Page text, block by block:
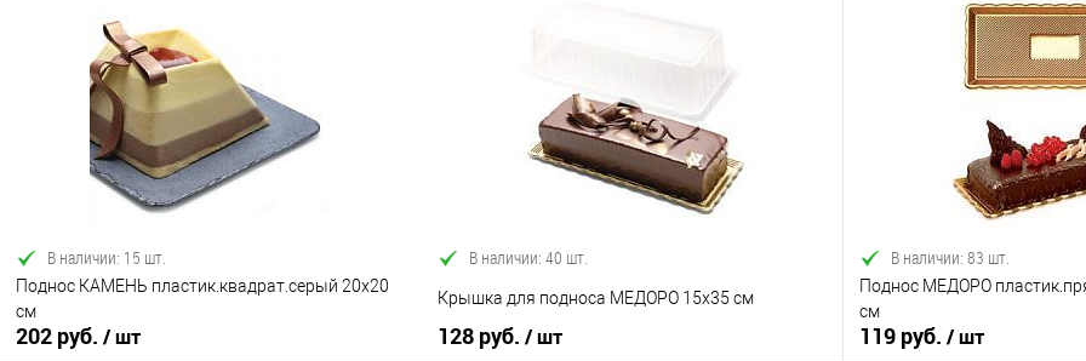
В корзину
Купить в 1 клик
Сравнение
В избранное
В наличии
Купить в 1 клик
Сравнение
В избранное
В наличии
В
В наличии: 15 шт.
Поднос КАМЕНЬ пластик.квадрат.серый 20х20
см
202 руб. / шт
В наличии: 40 шт.
Крышка для подноса МЕДОРО 15х35 см
128 руб. / шт
В наличии: 83 шт.
Поднос МЕДОРО
см
119 руб. / шт